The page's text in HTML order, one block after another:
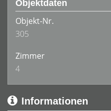
Objektdaten
Objekt-Nr.
305
Zimmer
4
Informationen